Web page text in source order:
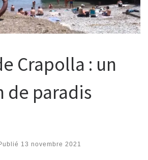
Crapolla : un
de paradis
13 novembre 2021